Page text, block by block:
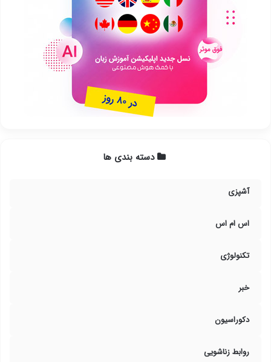
دسته بندی ها
آشپزی
اس ام اس
تکنولوژی
خبر
دکوراسیون
روابط زناشویی